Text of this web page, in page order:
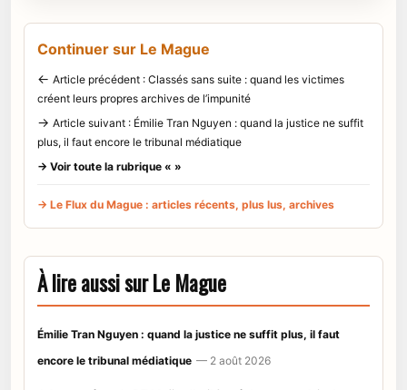
Continuer sur Le Mague
← Article précédent : Classés sans suite : quand les victimes
créent leurs propres archives de l’impunité
→ Article suivant : Émilie Tran Nguyen : quand la justice ne suffit
plus, il faut encore le tribunal médiatique
→ Voir toute la rubrique « »
→ Le Flux du Mague : articles récents, plus lus, archives
À lire aussi sur Le Mague
Émilie Tran Nguyen : quand la justice ne suffit plus, il faut
encore le tribunal médiatique — 2 août 2026